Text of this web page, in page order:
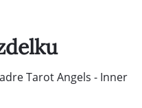
Tarot Angels - Inner